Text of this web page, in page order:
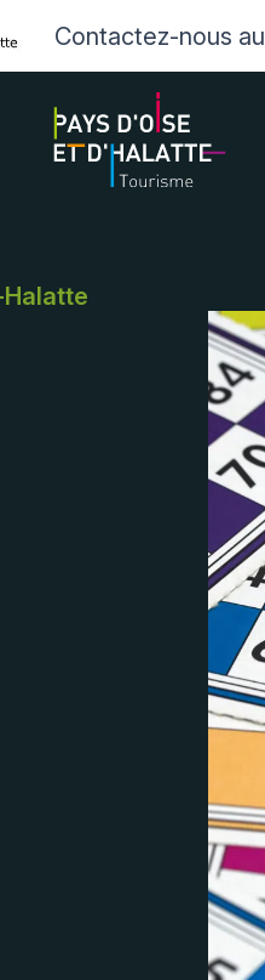
Contactez-nous au
Halatte